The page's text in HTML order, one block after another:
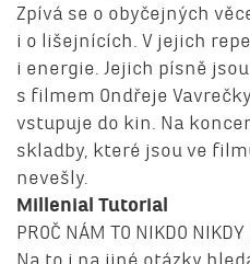
Zpívá se o obyčejných
i o lišejnících. V jejich
i energie. Jejich písně
s filmem Ondřeje Vavrečky
vstupuje do kin. Na
skladby, které jsou ve
nevešly.
Millenial Tutorial
PROČ NÁM TO NIKDO
Na to i na jiné otázky